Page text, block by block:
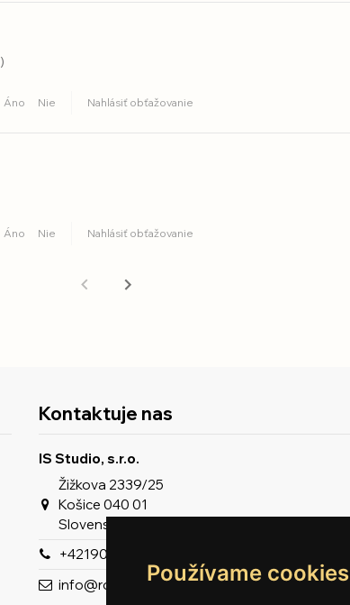
Používame cookies
Áno Nie Nahlásiť obťažovanie
Áno Nie Nahlásiť obťažovanie
Kontaktuje nas
IS Studio, s.r.o.
Žižkova 2339/25
Košice 040 01
Slovenská republika
+421903963929
info@romeron.sk